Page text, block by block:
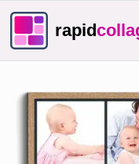
rapid